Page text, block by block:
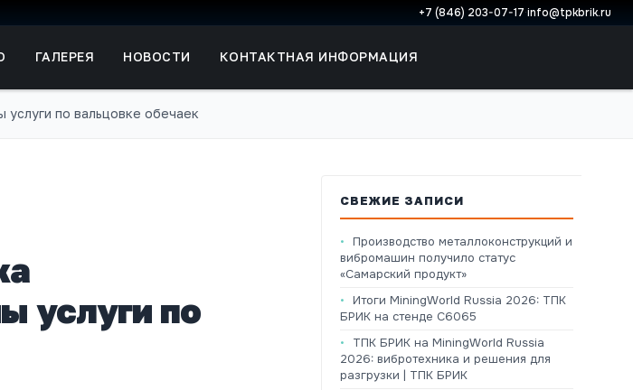
+7 (846) 203-07-17·info@tpkbrik.ru
ГАЛЕРЕЯ НОВОСТИ КОНТАКТНАЯ ИНФОРМАЦИЯ
по вальцовке обечаек
услуги по
СВЕЖИЕ ЗАПИСИ
Производство металлоконструкций и
вибромашин получило статус
«Самарский продукт»
Итоги MiningWorld Russia 2026: ТПК
БРИК на стенде C6065
ТПК БРИК на MiningWorld Russia
2026: вибротехника и решения для
разгрузки | ТПК БРИК